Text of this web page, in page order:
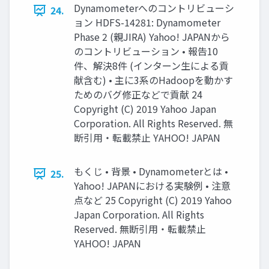
24.
Dynamometerへのコントリビューシ
ョン HDFS-14281: Dynamometer
Phase 2 (親JIRA) Yahoo! JAPANから
のコントリビューション • 報告10
件、解決8件 (インターン生による貢
献含む) • 主に3系のHadoopを動かす
ためのバグ修正などで貢献 24
Copyright (C) 2019 Yahoo Japan
Corporation. All Rights Reserved. 無
断引用・転載禁止 YAHOO! JAPAN
25.
もくじ • 背景 • Dynamometerとは •
Yahoo! JAPANにおける実験例 • 注意
点など 25 Copyright (C) 2019 Yahoo
Japan Corporation. All Rights
Reserved. 無断引用・転載禁止
YAHOO! JAPAN